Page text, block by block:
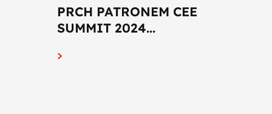
PRCH PATRONEM CEE
SUMMIT 2024...